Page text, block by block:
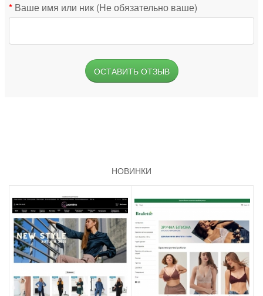
Ваше имя или ник (Не обязательно ваше)
ОСТАВИТЬ ОТЗЫВ
НОВИНКИ